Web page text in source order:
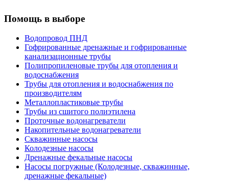
Помощь в выборе
Водопровод ПНД
Гофрированные дренажные и гофрированные
канализационные трубы
Полипропиленовые трубы для отопления и
водоснабжения
Трубы для отопления и водоснабжения по
производителям
Металлопластиковые трубы
Трубы из сшитого полиэтилена
Проточные водонагреватели
Накопительные водонагреватели
Скважинные насосы
Колодезные насосы
Дренажные фекальные насосы
Насосы погружные (Колодезные, скважинные,
дренажные фекальные)